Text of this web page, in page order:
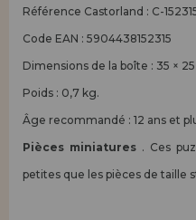
Référence Castorland : C-
Code EAN : 5904438152315
Dimensions de la boîte : 35 ×
Poids : 0,7 kg.
Âge recommandé : 12 ans et
Pièces miniatures. Ces
petites que les pièces de taille